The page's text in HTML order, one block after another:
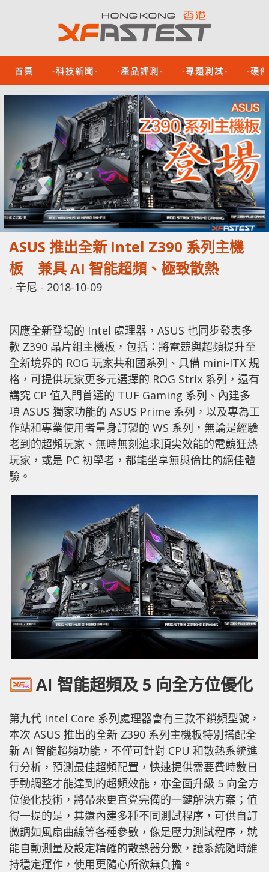
首頁 -科技新聞- -產品評測- -專題測試- -硬
ASUS 推出全新 Intel Z390 系列主機
板 兼具 AI 智能超頻、極致散熱
- 辛尼 - 2018-10-09
因應全新登場的 Intel 處理器，ASUS 也同步發表多
款 Z390 晶片組主機板，包括：將電競與超頻提升至
全新境界的 ROG 玩家共和國系列、具備 mini-ITX 規
格，可提供玩家更多元選擇的 ROG Strix 系列，還有
講究 CP 值入門首選的 TUF Gaming 系列、內建多
項 ASUS 獨家功能的 ASUS Prime 系列，以及專為工
作站和專業使用者量身訂製的 WS 系列，無論是經驗
老到的超頻玩家、無時無刻追求頂尖效能的電競狂熱
玩家，或是 PC 初學者，都能坐享無與倫比的絕佳體
驗。
AI 智能超頻及 5 向全方位優化
第九代 Intel Core 系列處理器會有三款不鎖頻型號，
本次 ASUS 推出的全新 Z390 系列主機板特別搭配全
新 AI 智能超頻功能，不僅可針對 CPU 和散熱系統進
行分析，預測最佳超頻配置，快速提供需要費時數日
手動調整才能達到的超頻效能，亦全面升級 5 向全方
位優化技術，將帶來更直覺完備的一鍵解決方案；值
得一提的是，其還內建多種不同測試程序，可供自訂
微調如風扇曲線等各種參數，像是壓力測試程序，就
能自動測量及設定精確的散熱器分數，讓系統隨時維
持穩定運作，使用更隨心所欲無負擔。